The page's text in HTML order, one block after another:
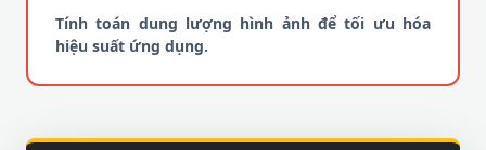
Tính toán dung lượng hình ảnh để tối ưu hóa
hiệu suất ứng dụng.